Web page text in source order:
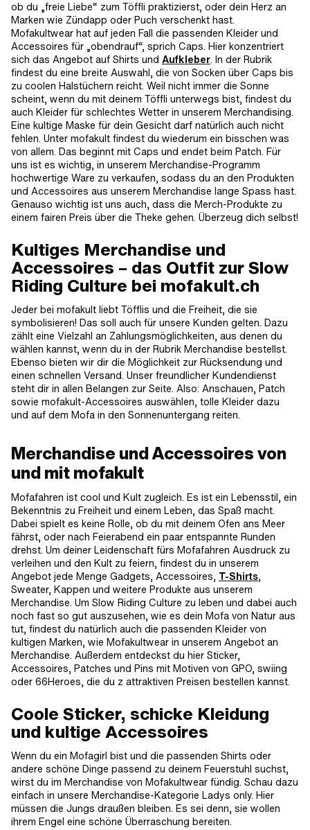
ob du „freie Liebe“ zum Töffli praktizierst, oder dein Herz an
Marken wie Zündapp oder Puch verschenkt hast.
Mofakultwear hat auf jeden Fall die passenden Kleider und
Accessoires für „obendrauf“, sprich Caps. Hier konzentriert
sich das Angebot auf Shirts und Aufkleber. In der Rubrik
findest du eine breite Auswahl, die von Socken über Caps bis
zu coolen Halstüchern reicht. Weil nicht immer die Sonne
scheint, wenn du mit deinem Töffli unterwegs bist, findest du
auch Kleider für schlechtes Wetter in unserem Merchandising.
Eine kultige Maske für dein Gesicht darf natürlich auch nicht
fehlen. Unter mofakult findest du wiederum ein bisschen was
von allem. Das beginnt mit Caps und endet beim Patch. Für
uns ist es wichtig, in unserem Merchandise-Programm
hochwertige Ware zu verkaufen, sodass du an den Produkten
und Accessoires aus unserem Merchandise lange Spass hast.
Genauso wichtig ist uns auch, dass die Merch-Produkte zu
einem fairen Preis über die Theke gehen. Überzeug dich selbst!
Kultiges Merchandise und
Accessoires – das Outfit zur Slow
Riding Culture bei mofakult.ch
Jeder bei mofakult liebt Töfflis und die Freiheit, die sie
symbolisieren! Das soll auch für unsere Kunden gelten. Dazu
zählt eine Vielzahl an Zahlungsmöglichkeiten, aus denen du
wählen kannst, wenn du in der Rubrik Merchandise bestellst.
Ebenso bieten wir dir die Möglichkeit zur Rücksendung und
einen schnellen Versand. Unser freundlicher Kundendienst
steht dir in allen Belangen zur Seite. Also: Anschauen, Patch
sowie mofakult-Accessoires auswählen, tolle Kleider dazu
und auf dem Mofa in den Sonnenuntergang reiten.
Merchandise und Accessoires von
und mit mofakult
Mofafahren ist cool und Kult zugleich. Es ist ein Lebensstil, ein
Bekenntnis zu Freiheit und einem Leben, das Spaß macht.
Dabei spielt es keine Rolle, ob du mit deinem Ofen ans Meer
fährst, oder nach Feierabend ein paar entspannte Runden
drehst. Um deiner Leidenschaft fürs Mofafahren Ausdruck zu
verleihen und den Kult zu feiern, findest du in unserem
Angebot jede Menge Gadgets, Accessoires, T-Shirts,
Sweater, Kappen und weitere Produkte aus unserem
Merchandise. Um Slow Riding Culture zu leben und dabei auch
noch fast so gut auszusehen, wie es dein Mofa von Natur aus
tut, findest du natürlich auch die passenden Kleider von
kultigen Marken, wie Mofakultwear in unserem Angebot an
Merchandise. Außerdem entdeckst du hier Sticker,
Accessoires, Patches und Pins mit Motiven von GPO, swiing
oder 66Heroes, die du z attraktiven Preisen bestellen kannst.
Coole Sticker, schicke Kleidung
und kultige Accessoires
Wenn du ein Mofagirl bist und die passenden Shirts oder
andere schöne Dinge passend zu deinem Feuerstuhl suchst,
wirst du im Merchandise von Mofakultwear fündig. Schau dazu
einfach in unsere Merchandise-Kategorie Ladys only. Hier
müssen die Jungs draußen bleiben. Es sei denn, sie wollen
ihrem Engel eine schöne Überraschung bereiten.